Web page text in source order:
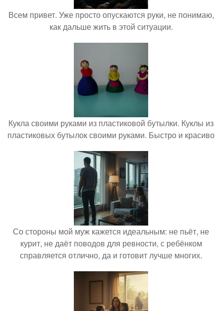
Всем привет. Уже просто опускаются руки, не понимаю,
как дальше жить в этой ситуации.
Кукла своими руками из пластиковой бутылки. Куклы из
пластиковых бутылок своими руками. Быстро и красиво
Со стороны мой муж кажется идеальным: не пьёт, не
курит, не даёт поводов для ревности, с ребёнком
справляется отлично, да и готовит лучше многих.